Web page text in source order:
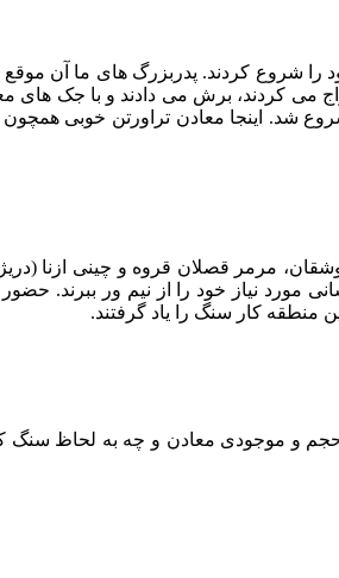
معدنی خود را شروع کردند. پدربزرگ های
می کردند، برش می دادند و با جک های
شد. اینجا معادن تراورتن خوبی
مرمر قصلان قروه و چینی ازنا
مورد نیاز خود را از نیم ور ببرند.
منطقه کار سنگ را یاد گرفتند.
و موجودی معادن و چه به لحاظ سنگ